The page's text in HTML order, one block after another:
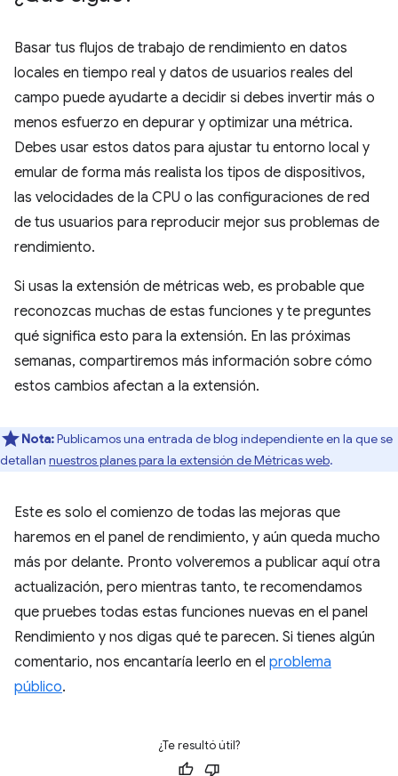
Basar tus flujos de trabajo de rendimiento en datos
locales en tiempo real y datos de usuarios reales del
campo puede ayudarte a decidir si debes invertir más o
menos esfuerzo en depurar y optimizar una métrica.
Debes usar estos datos para ajustar tu entorno local y
emular de forma más realista los tipos de dispositivos,
las velocidades de la CPU o las configuraciones de red
de tus usuarios para reproducir mejor sus problemas de
rendimiento.
Si usas la extensión de métricas web, es probable que
reconozcas muchas de estas funciones y te preguntes
qué significa esto para la extensión. En las próximas
semanas, compartiremos más información sobre cómo
estos cambios afectan a la extensión.
Nota:Publicamos una entrada de blog independiente en la que se
detallan nuestros planes para la extensión de Métricas web.
Este es solo el comienzo de todas las mejoras que
haremos en el panel de rendimiento, y aún queda mucho
más por delante. Pronto volveremos a publicar aquí otra
actualización, pero mientras tanto, te recomendamos
que pruebes todas estas funciones nuevas en el panel
Rendimiento y nos digas qué te parecen. Si tienes algún
comentario, nos encantaría leerlo en el problema
público.
¿Te resultó útil?